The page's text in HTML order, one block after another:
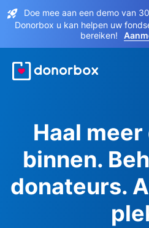
Doe mee aan een demo van
Donorbox u kan helpen uw
bereiken!
Haal
binnen.
donateurs.